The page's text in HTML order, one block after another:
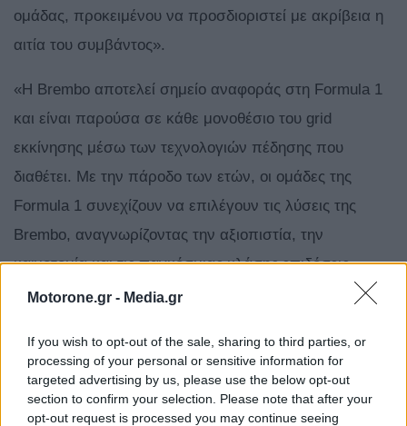
Motorone.gr - Media.gr
If you wish to opt-out of the sale, sharing to third parties, or
processing of your personal or sensitive information for
targeted advertising by us, please use the below opt-out
section to confirm your selection. Please note that after your
opt-out request is processed you may continue seeing
ομάδας, προκειμένου να προσδιοριστεί με ακρίβεια η
αιτία του συμβάντος».
«Η Brembo αποτελεί σημείο αναφοράς στη Formula 1
και είναι παρούσα σε κάθε μονοθέσιο του grid
εκκίνησης μέσω των τεχνολογιών πέδησης που
διαθέτει. Με την πάροδο των ετών, οι ομάδες της
Formula 1 συνεχίζουν να επιλέγουν τις λύσεις της
Brembo, αναγνωρίζοντας την αξιοπιστία, την
καινοτομία και τις παγκόσμιας κλάσης επιδόσεις
τους».
Ακολουθήστε το MotorOne.gr στο
Google Newsγια άμεση και έγκυρη
ενημέρωση!